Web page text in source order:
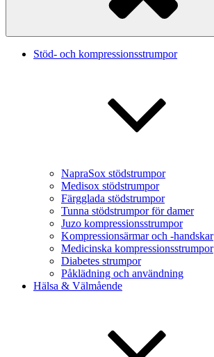
Stöd- och kompressionsstrumpor
NapraSox stödstrumpor
Medisox stödstrumpor
Färgglada stödstrumpor
Tunna stödstrumpor för damer
Juzo kompressionsstrumpor
Kompressionsärmar och -handskar
Medicinska kompressionsstrumpor
Diabetes strumpor
Påklädning och användning
Hälsa & Välmående